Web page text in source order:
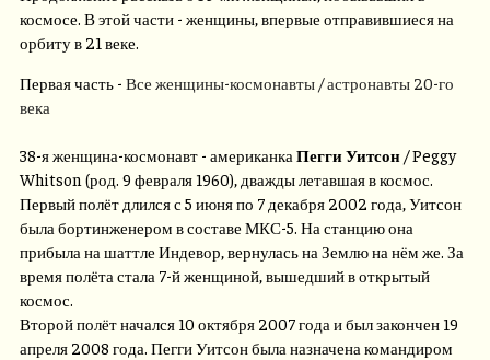
космосе. В этой части - женщины, впервые отправившиеся на
орбиту в 21 веке.
Первая часть - Все женщины-космонавты / астронавты 20-го
века
38-я женщина-космонавт - американка Пегги Уитсон / Peggy
Whitson (род. 9 февраля 1960), дважды летавшая в космос.
Первый полёт длился с 5 июня по 7 декабря 2002 года, Уитсон
была бортинженером в составе МКС-5. На станцию она
прибыла на шаттле Индевор, вернулась на Землю на нём же. За
время полёта стала 7-й женщиной, вышедший в открытый
космос.
Второй полёт начался 10 октября 2007 года и был закончен 19
апреля 2008 года. Пегги Уитсон была назначена командиром